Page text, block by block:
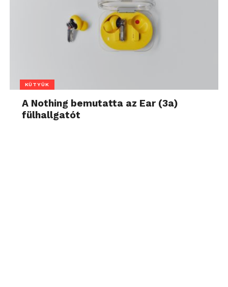
KÜTYÜK
A Nothing bemutatta az Ear (3a)
fülhallgatót